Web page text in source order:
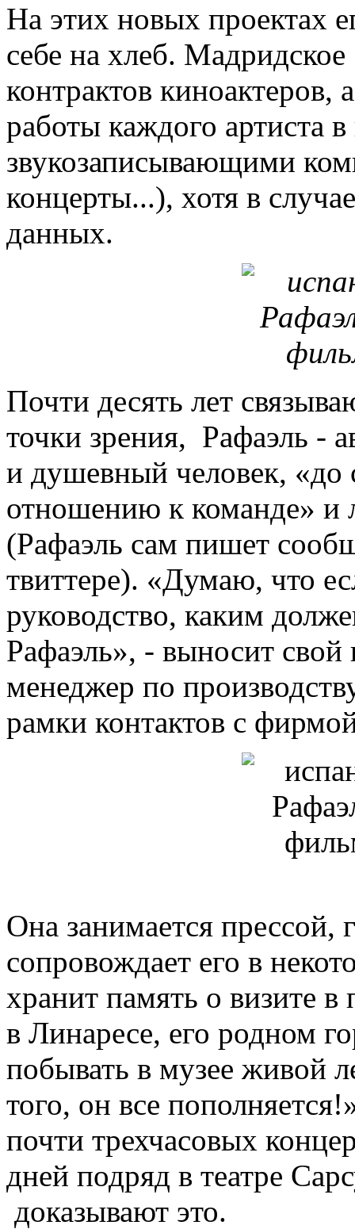
На этих новых проектах
себе на хлеб.
контрактов киноактеров,
работы каждого артиста
звукозаписывающими
концерты...), хотя в
данных.
Почти десять лет
точки зрения, Рафаэль -
и душевный человек, «до
отношению к команде» и
(Рафаэль сам пишет
твиттере). «Думаю, что
руководство, каким
Рафаэль», - выносит свой
менеджер по
рамки контактов с
Она занимается прессой,
сопровождает его в
хранит память о визите
в Линаресе, его родном
побывать в музее живой
того, он все
почти трехчасовых
дней подряд в театре
доказывают это.